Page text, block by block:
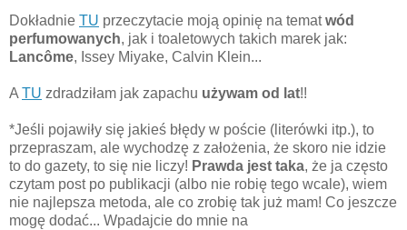
Dokładnie TU przeczytacie moją opinię na tematwód
perfumowanych, jak i toaletowych takich marek jak:
Lancôme, Issey Miyake, Calvin Klein...
ATU zdradziłam jak zapachu używam od lat!!
*Jeśli pojawiły się jakieś błędy w poście (literówki itp.), to
przepraszam, ale wychodzę z założenia, że skoro nie idzie
to do gazety, to się nie liczy! Prawda jest taka, że ja często
czytam post po publikacji (albo nie robię tego wcale), wiem
nie najlepsza metoda, ale co zrobię tak już mam! Co jeszcze
mogę dodać... Wpadajcie do mnie na